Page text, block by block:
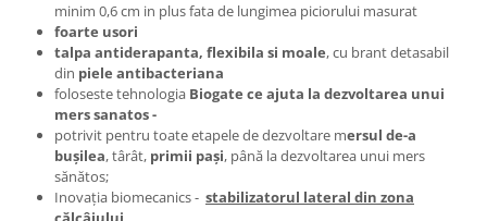
minim 0,6 cm in plus fata de lungimea piciorului masurat
foarte usori
talpa antiderapanta, flexibila si moale, cu brant detasabil
din piele antibacteriana
foloseste tehnologia Biogate ce ajuta la dezvoltarea unui
mers sanatos -
potrivit pentru toate etapele de dezvoltare mersul de-a
buşilea, târât, primii paşi, până la dezvoltarea unui mers
sănătos;
Inovaţia biomecanics - stabilizatorul lateral din zona